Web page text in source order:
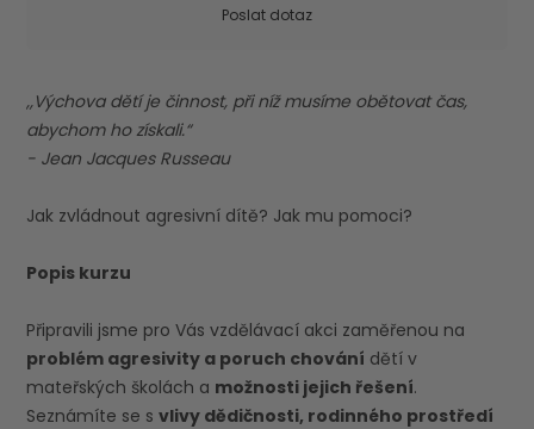
Poslat dotaz
,,Výchova dětí je činnost, při níž musíme obětovat čas,
abychom ho získali.“
- Jean Jacques Russeau
Jak zvládnout agresivní dítě? Jak mu pomoci?
Popis kurzu
Připravili jsme pro Vás vzdělávací akci zaměřenou na
problém agresivity a poruch chování dětí v
mateřských školách a možnosti jejich řešení.
Seznámíte se svlivy dědičnosti, rodinného prostředí